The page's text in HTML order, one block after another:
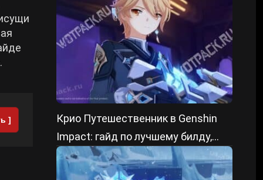
]
Крио Путешественник в Genshin
Impact: гайд по лучшему билду,
артефактам и отрядам